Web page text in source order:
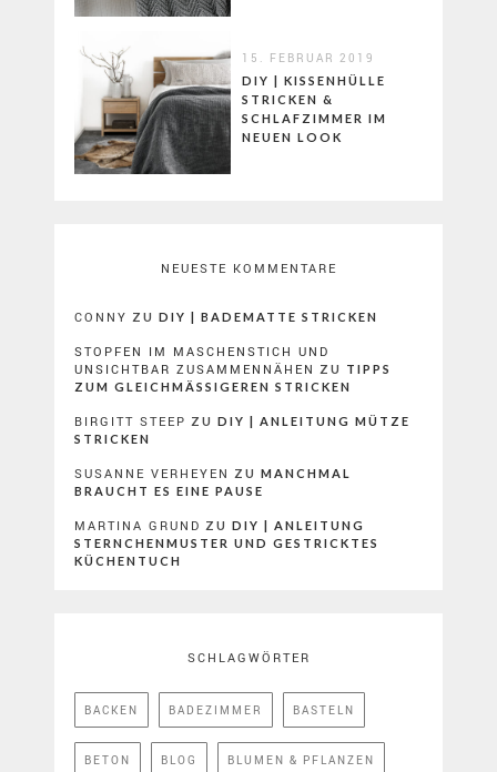
15. FEBRUAR 2019
DIY | KISSENHÜLLE
STRICKEN &
SCHLAFZIMMER IM
NEUEN LOOK
NEUESTE KOMMENTARE
CONNY ZU DIY | BADEMATTE STRICKEN
STOPFEN IM MASCHENSTICH UND
UNSICHTBAR ZUSAMMENNÄHEN
ZU TIPPS
ZUM GLEICHMÄSSIGEREN STRICKEN
BIRGITT STEEP ZU DIY | ANLEITUNG MÜTZE
STRICKEN
SUSANNE VERHEYEN ZU MANCHMAL
BRAUCHT ES EINE PAUSE
MARTINA GRUND ZU DIY | ANLEITUNG
STERNCHENMUSTER UND GESTRICKTES
KÜCHENTUCH
SCHLAGWÖRTER
BACKEN BADEZIMMER BASTELN
BETON BLOG BLUMEN & PFLANZEN